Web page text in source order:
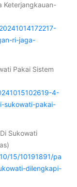
Keterjangkauan-
ri-jaga-
Pakai Sistem
4-
sukowati-pakai-
Sukowati
15/10191891/pa
dilengkapi-